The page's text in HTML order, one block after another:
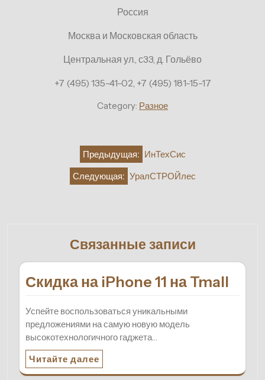
Россия
Москва и Московская область
Центральная ул., с33, д. Гольёво
+7 (495) 135-41-02, +7 (495) 181-15-17
Category: Разное
НавигацияПредыдущая: ИнТехСис
Следующая: УралСТРОЙлес
Связанные записи
Скидка на iPhone 11 на Tmall
Успейте воспользоваться уникальными
предложениями на самую новую модель
высокотехнологичного гаджета…
Читайте далее